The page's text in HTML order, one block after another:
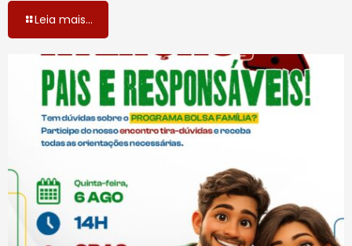
Leia mais...